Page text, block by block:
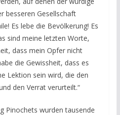
besseren Gesellschaft
Es lebe die Bevölkerung! Es
sind meine letzten Worte,
dass mein Opfer nicht
die Gewissheit, dass es
Lektion sein wird, die den
den Verrat verurteilt.“
Pinochets wurden tausende